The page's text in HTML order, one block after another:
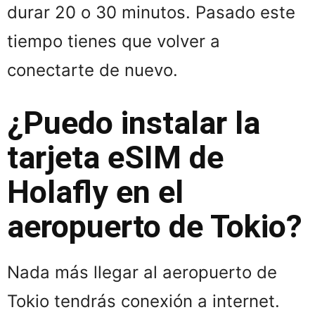
durar 20 o 30 minutos. Pasado este
tiempo tienes que volver a
conectarte de nuevo.
¿Puedo instalar la
tarjeta eSIM de
Holafly en el
aeropuerto de Tokio?
Nada más llegar al aeropuerto de
Tokio tendrás conexión a internet.